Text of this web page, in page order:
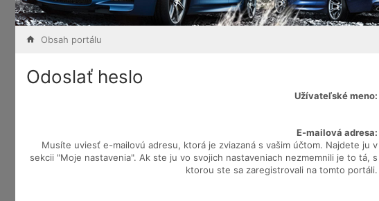
Obsah portálu
Odoslať heslo
Užívateľské meno:
E-mailová adresa:
Musíte uviesť e-mailovú adresu, ktorá je zviazaná s vašim účtom. Najdete ju v
sekcii "Moje nastavenia". Ak ste ju vo svojich nastaveniach nezmemnili je to tá, s
ktorou ste sa zaregistrovali na tomto portáli.